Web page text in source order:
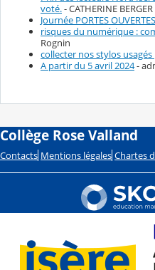
voté.- CATHERINE BERGER
Journée PORTES
risques du numérique :
Rognin
collecter nos stylos
A partir du 5 avril 2024-
Collège Rose Valland
Contacts Mentions légales Chartes